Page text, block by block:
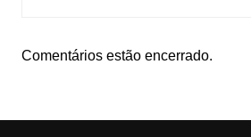
Comentários estão encerrado.